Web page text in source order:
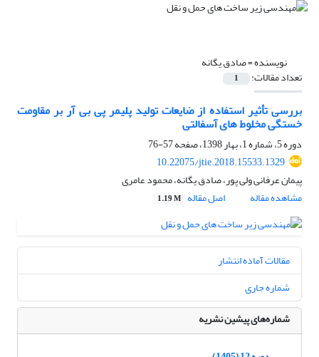
نویسنده =صادق یگانه
تعداد مقالات: 1
بررسی تأثیر استفاده از ضایعات تولید پلیمر پی ‌بی ‌آر بر مقاومت
خستگی مخلوط های آسفالتی
دوره 5، شماره 1، بهار 1398، صفحه
57-76
10.22075/jtie.2018.15533.1329
پیمان عرفانی ولی پور، صادق یگانه، محمود عامری
مشاهده مقاله
اصل مقاله 1.19 M
مقالات آماده انتشار
شماره جاری
شماره‌های پیشین نشریه